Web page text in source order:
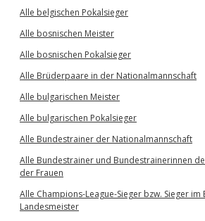
Alle belgischen Pokalsieger
Alle bosnischen Meister
Alle bosnischen Pokalsieger
Alle Brüderpaare in der Nationalmannschaft
Alle bulgarischen Meister
Alle bulgarischen Pokalsieger
Alle Bundestrainer der Nationalmannschaft
Alle Bundestrainer und Bundestrainerinnen
der Frauen
Alle Champions-League-Sieger bzw. Sieger
Landesmeister